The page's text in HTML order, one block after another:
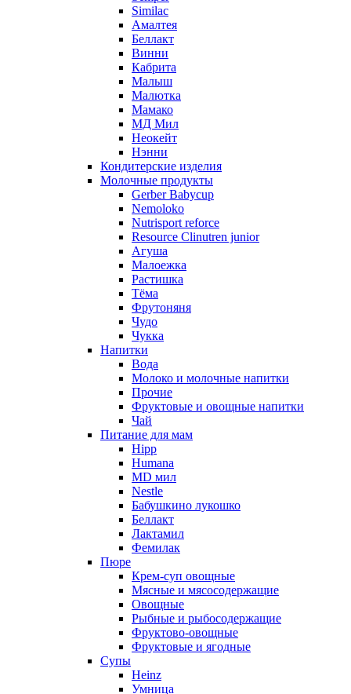
Similac
Амалтея
Беллакт
Винни
Кабрита
Малыш
Малютка
Мамако
МД Мил
Неокейт
Нэнни
Кондитерские изделия
Молочные продукты
Gerber Babycup
Nemoloko
Nutrisport reforce
Resource Clinutren junior
Агуша
Малоежка
Растишка
Тёма
Фрутоняня
Чудо
Чукка
Напитки
Вода
Молоко и молочные напитки
Прочие
Фруктовые и овощные напитки
Чай
Питание для мам
Hipp
Humana
MD мил
Nestle
Бабушкино лукошко
Беллакт
Лактамил
Фемилак
Пюре
Крем-суп овощные
Мясные и мясосодержащие
Овощные
Рыбные и рыбосодержащие
Фруктово-овощные
Фруктовые и ягодные
Супы
Heinz
Умница